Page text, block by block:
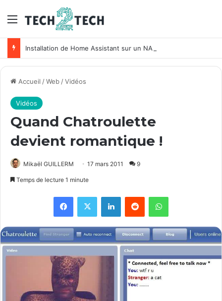
Menu
Installation de Home Assistant sur un NAS Synology
Accueil /Web/Vidéos
Vidéos
Quand Chatroulette
devient romantique !
Mikaël GUILLERM 17 mars 2011 9
Temps de lecture 1 minute